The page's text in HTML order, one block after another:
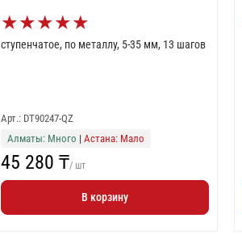
★★★★★
ступенчатое, по металлу, 5-35 мм, 13 шагов
Арт.: DT90247-QZ
Алматы: Много |Астана: Мало
45 280 ₸/ шт
В корзину